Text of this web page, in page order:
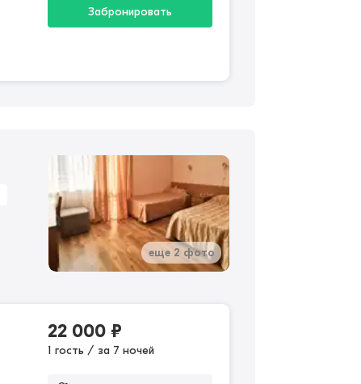
Забронировать
еще 2 фото
22 000 ₽
1 гость / за 7 ночей